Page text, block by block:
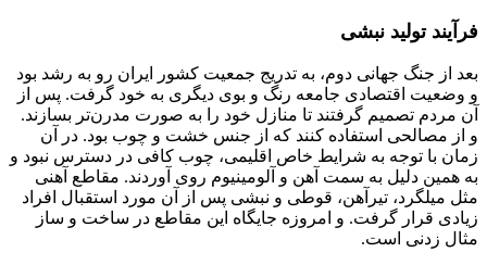
فرآیند تولید نبشی
بعد از جنگ جهانی دوم، به تدریج جمعیت کشور ایران رو به رشد بود
و وضعیت اقتصادی جامعه رنگ و بوی دیگری به خود گرفت. پس از
آن مردم تصمیم گرفتند تا منازل خود را به صورت مدرن‌تر بسازند.
و از مصالحی استفاده کنند که از جنس خشت و چوب بود. در آن
زمان با توجه به شرایط خاص اقلیمی، چوب کافی در دسترس نبود و
به همین دلیل به سمت آهن و آلومینیوم روی آوردند. مقاطع آهنی
مثل میلگرد، تیرآهن، قوطی و نبشی پس از آن مورد استقبال افراد
زیادی قرار گرفت. و امروزه جایگاه این مقاطع در ساخت و ساز
مثال زدنی است.